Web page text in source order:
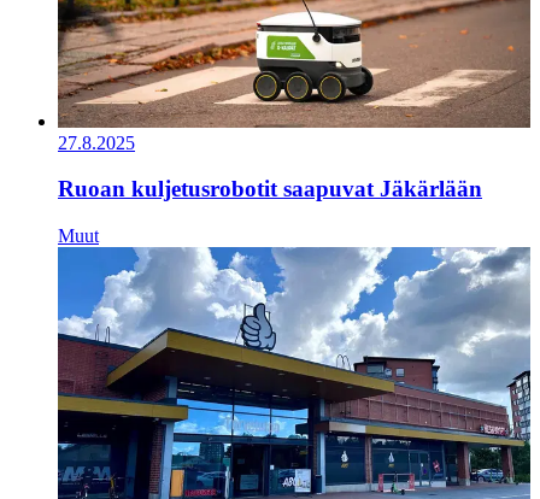
27.8.2025
Ruoan kuljetusrobotit saapuvat Jäkärlään
Muut